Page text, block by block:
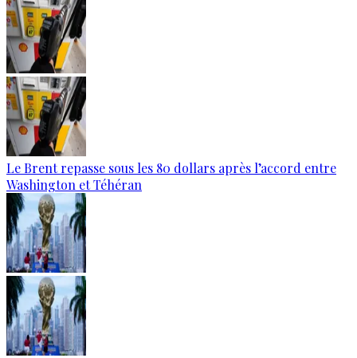
Le Brent repasse sous les 80 dollars après l’accord entre
Washington et Téhéran